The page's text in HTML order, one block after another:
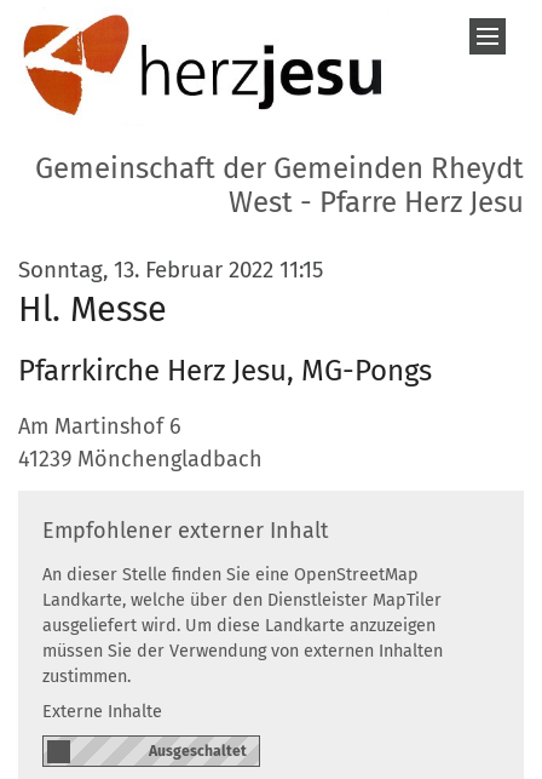
Zum Inhalt springen
Gemeinschaft der Gemeinden Rheydt
West - Pfarre Herz Jesu
Sonntag, 13. Februar 2022 11:15:
Hl. Messe
Pfarrkirche Herz Jesu, MG-Pongs
Am Martinshof 6
41239 Mönchengladbach
Empfohlener externer Inhalt
An dieser Stelle finden Sie eine OpenStreetMap
Landkarte, welche über den Dienstleister MapTiler
ausgeliefert wird. Um diese Landkarte anzuzeigen
müssen Sie der Verwendung von externen Inhalten
zustimmen.
Externe Inhalte